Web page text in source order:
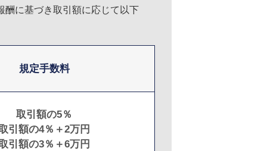
酬に基づき取引額に応じて以下
規定手数料
取引額の5％
引額の4％＋2万円
引額の3％＋6万円